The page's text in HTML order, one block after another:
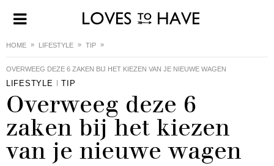
HOME LIFESTYLE TIP
OVERWEEG DEZE 6 ZAKEN BIJ HET KIEZEN VAN JE NIEUWE WAGEN
LIFESTYLE TIP
Overweeg deze 6
zaken bij het kiezen
van je nieuwe wagen